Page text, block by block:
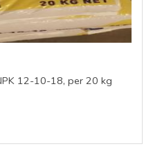
12-10-18, per 20 kg